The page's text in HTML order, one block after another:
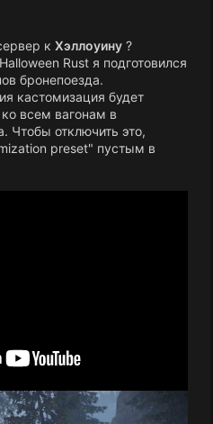
к Хэллоуину ?
Rust я подготовился
бронепоезда.
кастомизация будет
всем вагонам в
Чтобы отключить это,
preset" пустым в